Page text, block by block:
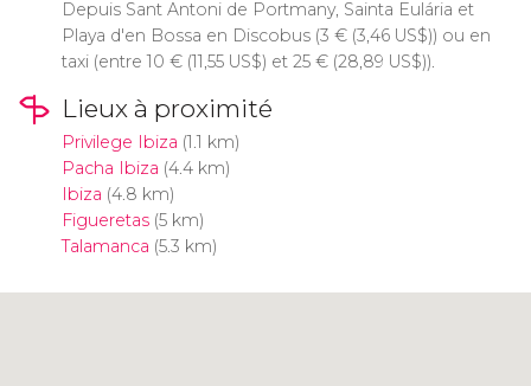
Depuis Sant Antoni de Portmany, Sainta Eulária et
Playa d'en Bossa en Discobus (3 €(3,46 US$)) ou en
taxi (entre 10 €(11,55 US$) et 25 €(28,89 US$)).
Lieux à proximité
Privilege Ibiza (1.1 km)
Pacha Ibiza (4.4 km)
Ibiza (4.8 km)
Figueretas(5 km)
Talamanca (5.3 km)